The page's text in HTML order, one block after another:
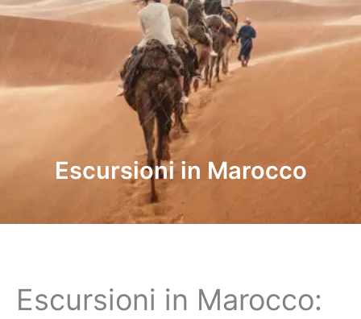
Escursioni in Marocco
Escursioni in Marocco: